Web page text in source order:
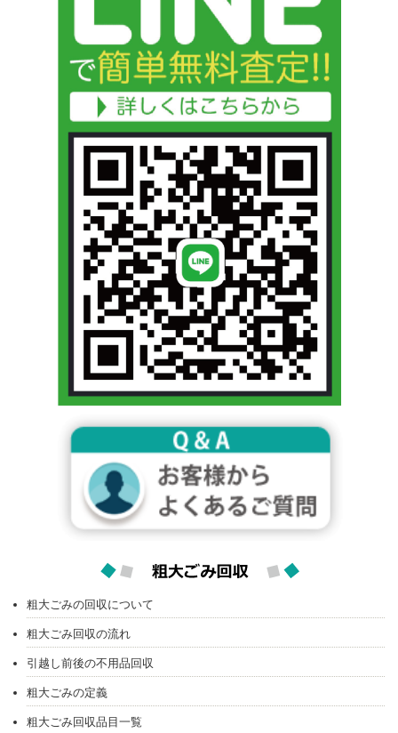
粗大ごみの回収について
粗大ごみ回収の流れ
引越し前後の不用品回収
粗大ごみの定義
粗大ごみ回収品目一覧